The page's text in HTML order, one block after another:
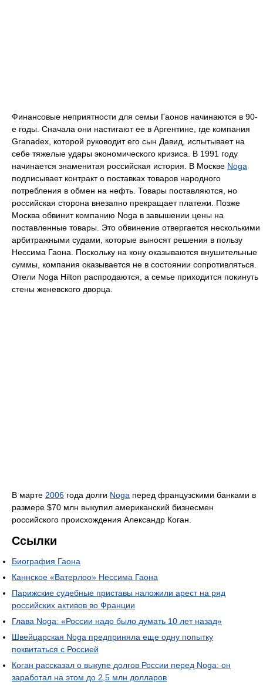
Финансовые неприятности для семьи Гаонов начинаются в 90-
е годы. Сначала они настигают ее в Аргентине, где компания
Granadex, которой руководит его сын Давид, испытывает на
себе тяжелые удары экономического кризиса. В 1991 году
начинается знаменитая российская история. В Москве Noga
подписывает контракт о поставках товаров народного
потребления в обмен на нефть. Товары поставляются, но
российская сторона внезапно прекращает платежи. Позже
Москва обвинит компанию Noga в завышении цены на
поставленные товары. Это обвинение отвергается несколькими
арбитражными судами, которые выносят решения в пользу
Нессима Гаона. Поскольку на кону оказываются внушительные
суммы, компания оказывается не в состоянии сопротивляться.
Отели Noga Hilton распродаются, а семье приходится покинуть
стены женевского дворца.
В марте 2006 года долги Noga перед французскими банками в
размере $70 млн выкупил американский бизнесмен
российского происхождения Александр Коган.
Ссылки
Биография Гаона
Каннское «Ватерлоо» Нессима Гаона
Парижские судебные приставы наложили арест на ряд
российских активов во Франции
Глава Noga: «России надо было думать 10 лет назад»
Швейцарская Noga предприняла еще одну попытку
поквитаться с Россией
Коган рассказал о выкупе долгов России перед Noga: он
заработал на этом до 2,5 млн долларов